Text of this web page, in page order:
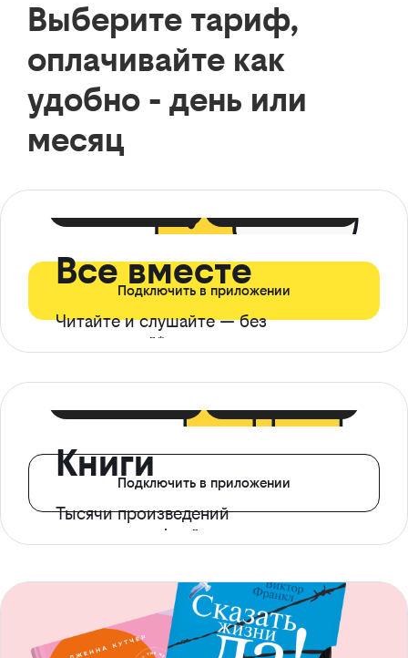
Выберите тариф,
оплачивайте как
удобно - день или
месяц
Все вместе
Читайте и слушайте — без
ограничений*
Подключить в приложении
Книги
Тысячи произведений
с доступом офлайн
Подключить в приложении